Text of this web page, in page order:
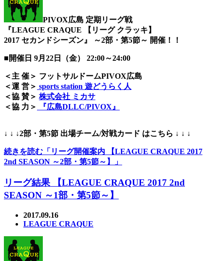
PIVOX広島 定期リーグ戦
『LEAGUE CRAQUE 【リーグ クラッキ】
2017 セカンドシーズン』 ～2部・第5節～ 開催！！
■開催日 9月22日（金） 22:00～24:00
＜主 催＞ フットサルドームPIVOX広島
＜運 営＞ sports station 遊どうらく人
＜協 賛＞ 株式会社 ミカサ
＜協 力＞
『広島DLLC/PIVOX』
↓ ↓ ↓2部・第5節 出場チーム/対戦カード はこちら ↓ ↓ ↓
続きを読む「リーグ開催案内 【LEAGUE CRAQUE 2017
2nd SEASON ～2部・第5節～】」
リーグ結果 【LEAGUE CRAQUE 2017 2nd
SEASON ～1部・第5節～】
2017.09.16
LEAGUE CRAQUE